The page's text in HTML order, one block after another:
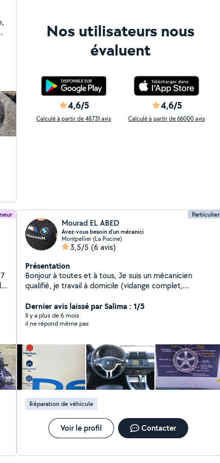
Nos utilisateurs nous
évaluent
4,6/5
Calculé à partir de 48731 avis
4,6/5
Calculé à partir de 66000 avis
Particulier
Mourad EL ABED
Avez-vous besoin d'un mécanici
Montpellier (La Piscine)
3,5/5 (6 avis)
Présentation
Bonjour à toutes et à tous, Je suis un mécanicien
qualifié, je travail à domicile (vidange complet,
et manuelle...) je cherche des clients si vous êtes
Dernier avis laissé par Salima : 1/5
Il y a plus de 6 mois
il ne répond même pas
Réparation de véhicule
Voir le profil Contacter